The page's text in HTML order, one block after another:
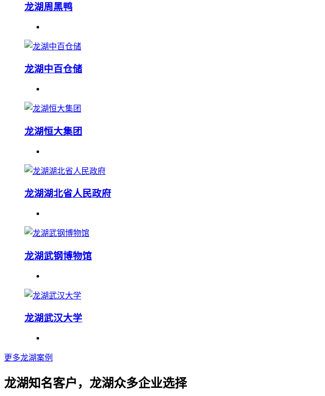
龙湖周黑鸭
龙湖中百仓储
龙湖恒大集团
龙湖湖北省人民政府
龙湖武钢博物馆
龙湖武汉大学
更多龙湖案例
龙湖知名客户，龙湖众多企业选择